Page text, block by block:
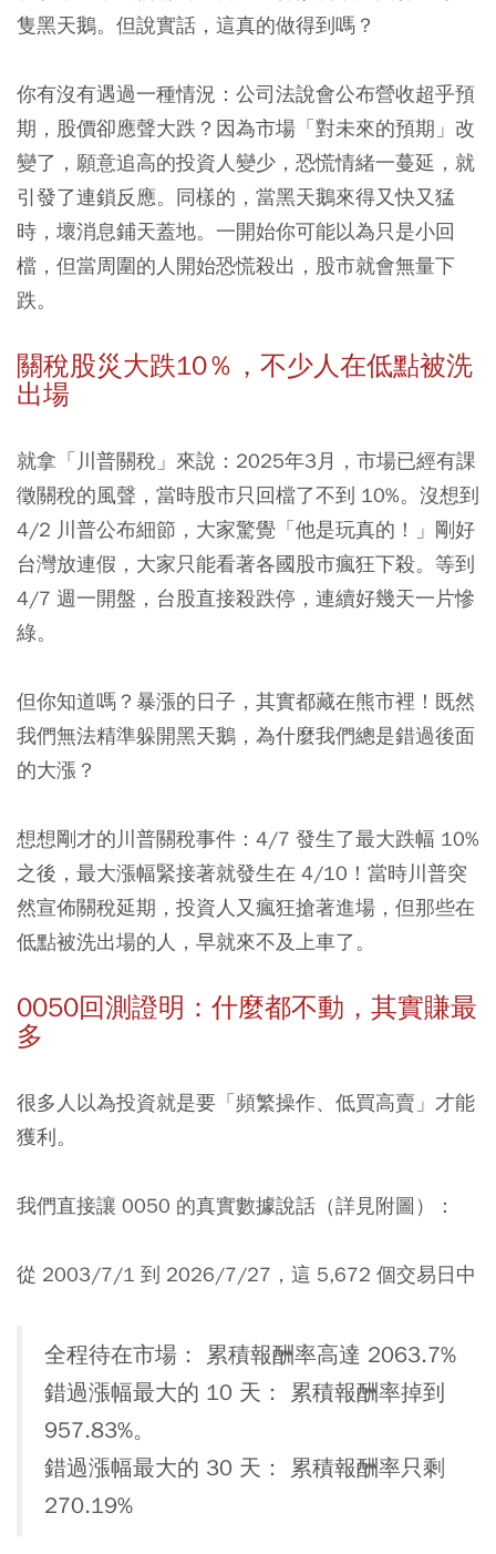
隻黑天鵝。但說實話，這真的做得到嗎？
你有沒有遇過一種情況：公司法說會公布營收超乎預
期，股價卻應聲大跌？因為市場「對未來的預期」改
變了，願意追高的投資人變少，恐慌情緒一蔓延，就
引發了連鎖反應。同樣的，當黑天鵝來得又快又猛
時，壞消息鋪天蓋地。一開始你可能以為只是小回
檔，但當周圍的人開始恐慌殺出，股市就會無量下
跌。
關稅股災大跌10％，不少人在低點被洗
出場
就拿「川普關稅」來說：2025年3月，市場已經有課
徵關稅的風聲，當時股市只回檔了不到 10%。沒想到
4/2 川普公布細節，大家驚覺「他是玩真的！」剛好
台灣放連假，大家只能看著各國股市瘋狂下殺。等到
4/7 週一開盤，台股直接殺跌停，連續好幾天一片慘
綠。
但你知道嗎？暴漲的日子，其實都藏在熊市裡！既然
我們無法精準躲開黑天鵝，為什麼我們總是錯過後面
的大漲？
想想剛才的川普關稅事件：4/7 發生了最大跌幅 10%
之後，最大漲幅緊接著就發生在 4/10！當時川普突
然宣佈關稅延期，投資人又瘋狂搶著進場，但那些在
低點被洗出場的人，早就來不及上車了。
0050回測證明：什麼都不動，其實賺最
多
很多人以為投資就是要「頻繁操作、低買高賣」才能
獲利。
我們直接讓 0050 的真實數據說話（詳見附圖）：
從 2003/7/1 到 2026/7/27，這 5,672 個交易日中
全程待在市場： 累積報酬率高達 2063.7%
錯過漲幅最大的 10 天： 累積報酬率掉到
957.83%。
錯過漲幅最大的 30 天： 累積報酬率只剩
270.19%